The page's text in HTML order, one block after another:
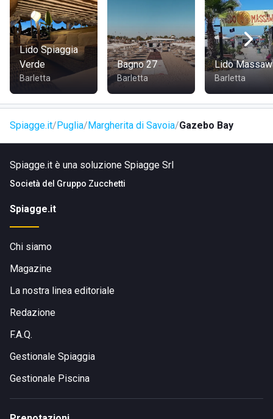
Lo stabilimento può essere facilmente raggiunto in
macchina, moto, bici o a piedi da Margherita di Savoia.
Lido Spiaggia
Verde
Barletta
Bagno 27
Barletta
Lido
Barletta
Spiagge.it Puglia Margherita di Savoia Gazebo Bay
Spiagge.it è una soluzione Spiagge Srl
Società del Gruppo Zucchetti
Spiagge.it
Chi siamo
Magazine
La nostra linea editoriale
Redazione
F.A.Q.
Gestionale Spiaggia
Gestionale Piscina